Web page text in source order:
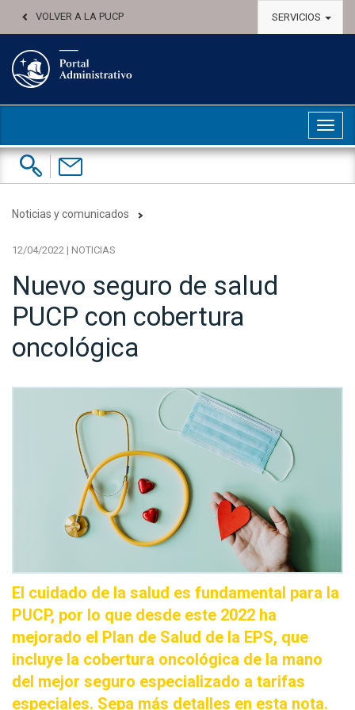
VOLVER A LA PUCP SERVICIOS
Buscar:
Contáctenos
Noticias y comunicados
12/04/2022 | NOTICIAS
Nuevo seguro de salud
PUCP con cobertura
oncológica
El cuidado de la salud es fundamental para la
PUCP, por lo que desde este 2022 ha
mejorado el Plan de Salud de la EPS, que
incluye la cobertura oncológica de la mano
del mejor seguro especializado a tarifas
especiales. Sepa más detalles en esta nota.